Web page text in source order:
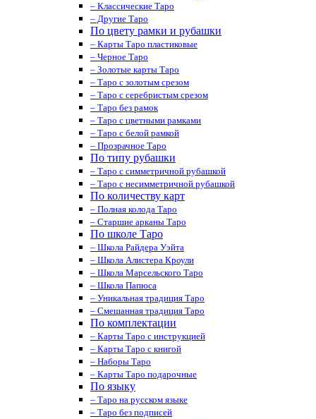
– Классические Таро
– Другие Таро
По цвету рамки и рубашки
– Карты Таро пластиковые
– Черное Таро
– Золотые карты Таро
– Таро с золотым срезом
– Таро с серебристым срезом
– Таро без рамок
– Таро с цветными рамками
– Таро с белой рамкой
– Прозрачное Таро
По типу рубашки
– Таро с симметричной рубашкой
– Таро с несимметричной рубашкой
По количеству карт
– Полная колода Таро
– Старшие арканы Таро
По школе Таро
– Школа Райдера Уэйта
– Школа Алистера Кроули
– Школа Марсельского Таро
– Школа Папюса
– Уникальная традиция Таро
– Смешанная традиция Таро
По комплектации
– Карты Таро с инструкцией
– Карты Таро с книгой
– Наборы Таро
– Карты Таро подарочные
По языку
– Таро на русском языке
– Таро без подписей